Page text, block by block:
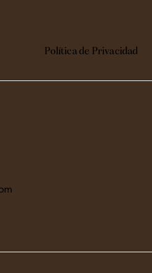
Política de Privacidad